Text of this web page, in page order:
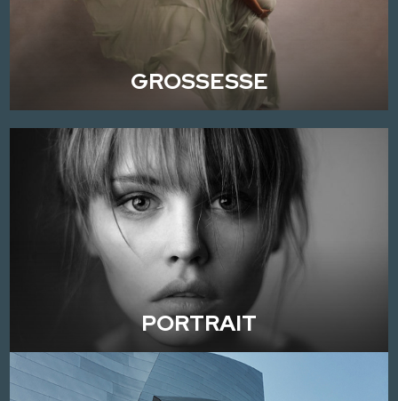
GROSSESSE
PORTRAIT